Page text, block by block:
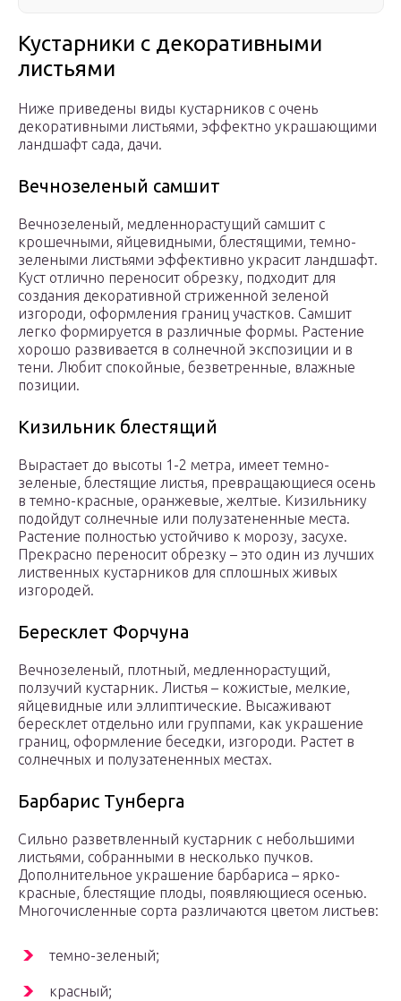
Кустарники с декоративными
листьями
Ниже приведены виды кустарников с очень
декоративными листьями, эффектно украшающими
ландшафт сада, дачи.
Вечнозеленый самшит
Вечнозеленый, медленнорастущий самшит с
крошечными, яйцевидными, блестящими, темно-
зелеными листьями эффективно украсит ландшафт.
Куст отлично переносит обрезку, подходит для
создания декоративной стриженной зеленой
изгороди, оформления границ участков. Самшит
легко формируется в различные формы. Растение
хорошо развивается в солнечной экспозиции и в
тени. Любит спокойные, безветренные, влажные
позиции.
Кизильник блестящий
Вырастает до высоты 1-2 метра, имеет темно-
зеленые, блестящие листья, превращающиеся осень
в темно-красные, оранжевые, желтые. Кизильнику
подойдут солнечные или полузатененные места.
Растение полностью устойчиво к морозу, засухе.
Прекрасно переносит обрезку – это один из лучших
лиственных кустарников для сплошных живых
изгородей.
Бересклет Форчуна
Вечнозеленый, плотный, медленнорастущий,
ползучий кустарник. Листья – кожистые, мелкие,
яйцевидные или эллиптические. Высаживают
бересклет отдельно или группами, как украшение
границ, оформление беседки, изгороди. Растет в
солнечных и полузатененных местах.
Барбарис Тунберга
Сильно разветвленный кустарник с небольшими
листьями, собранными в несколько пучков.
Дополнительное украшение барбариса – ярко-
красные, блестящие плоды, появляющиеся осенью.
Многочисленные сорта различаются цветом листьев:
темно-зеленый;
красный;